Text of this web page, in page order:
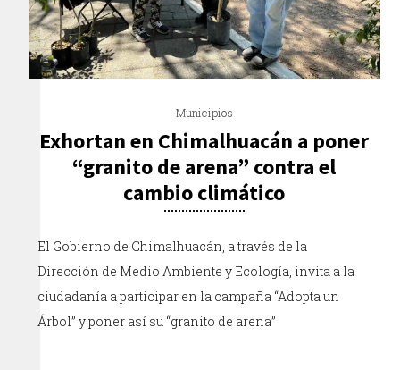
Municipios
Exhortan en Chimalhuacán a poner
“granito de arena” contra el
cambio climático
El Gobierno de Chimalhuacán, a través de la
Dirección de Medio Ambiente y Ecología, invita a la
ciudadanía a participar en la campaña “Adopta un
Árbol” y poner así su “granito de arena”